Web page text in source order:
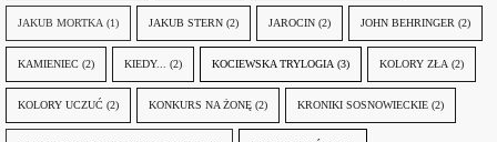
JAKUB MORTKA (1) JAKUB STERN (2) JAROCIN (2) JOHN BEHRINGER (2)
KAMIENIEC (2) KIEDY... (2) KOCIEWSKA TRYLOGIA (3) KOLORY ZŁA (2)
KOLORY UCZUĆ (2) KONKURS NA ŻONĘ (2) KRONIKI SOSNOWIECKIE (2)